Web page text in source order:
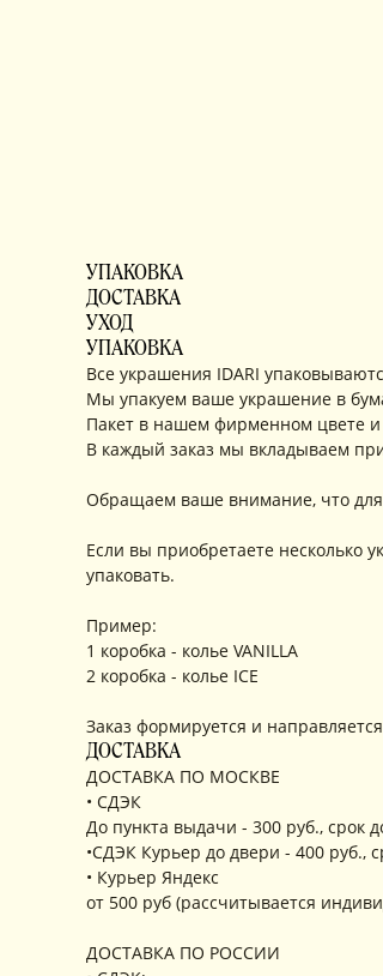
УПАКОВКА
ДОСТАВКА
УХОД
УПАКОВКА
Все украшения IDARI
Мы упакуем ваше украшение в
Пакет в нашем фирменном цвете и
В каждый заказ мы вкладываем
Обращаем ваше внимание, что для
Если вы приобретаете несколько
упаковать.
Пример:
1 коробка - колье VANILLA
2 коробка - колье ICE
Заказ формируется и
ДОСТАВКА
ДОСТАВКА ПО МОСКВЕ
• СДЭК
До пункта выдачи - 300 руб., срок
•СДЭК Курьер до двери - 400 руб.,
• Курьер Яндекс
от 500 руб (рассчитывается
ДОСТАВКА ПО РОССИИ